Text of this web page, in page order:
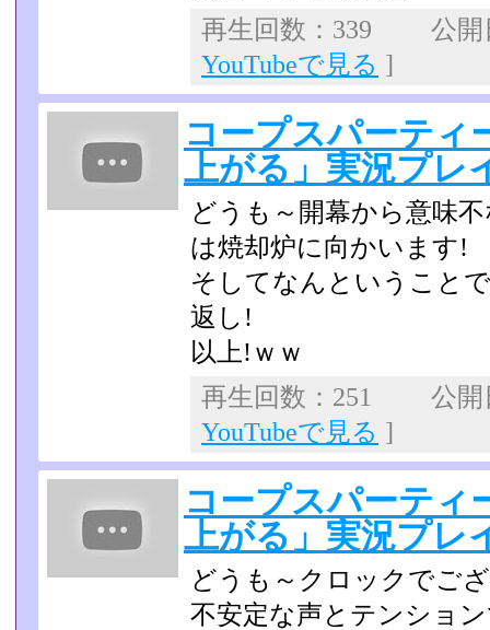
再生回数：339 公
YouTubeで見る ]
コープスパーティ
上がる」実況プレ
どうも～開幕から意味
は焼却炉に向かいます!
そしてなんということ
返し!
以上!ｗｗ
再生回数：251 公
YouTubeで見る ]
コープスパーティ
上がる」実況プレ
どうも～クロックでご
不安定な声とテンショ